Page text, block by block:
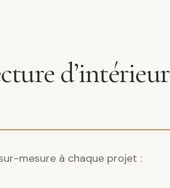
d’intérieur
mesure à chaque projet :